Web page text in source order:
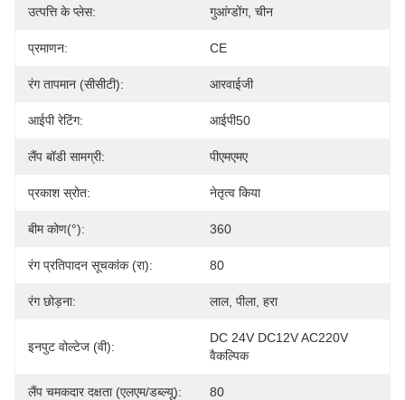
उत्पत्ति के प्लेस: गुआंग्डोंग, चीन
प्रमाणन: CE
रंग तापमान (सीसीटी): आरवाईजी
आईपी ​​रेटिंग: आईपी50
लैंप बॉडी सामग्री: पीएमएमए
प्रकाश स्रोत: नेतृत्व किया
बीम कोण(°): 360
रंग प्रतिपादन सूचकांक (रा): 80
रंग छोड़ना: लाल, पीला, हरा
इनपुट वोल्टेज (वी):
DC 24V DC12V AC220V
वैकल्पिक
लैंप चमकदार दक्षता (एलएम/डब्ल्यू): 80